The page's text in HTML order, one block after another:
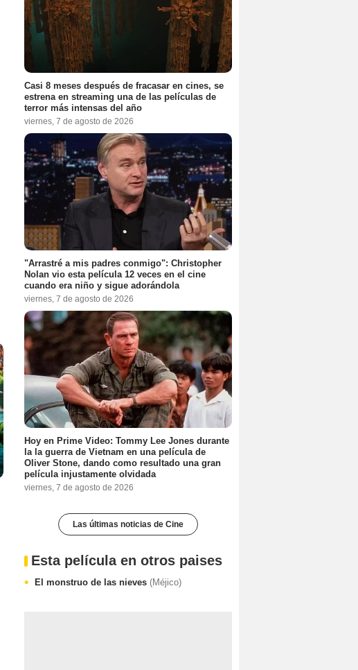
Casi 8 meses después de fracasar en cines, se
estrena en streaming una de las películas de
terror más intensas del año
viernes, 7 de agosto de 2026
"Arrastré a mis padres conmigo": Christopher
Nolan vio esta película 12 veces en el cine
cuando era niño y sigue adorándola
viernes, 7 de agosto de 2026
Hoy en Prime Video: Tommy Lee Jones durante
la la guerra de Vietnam en una película de
Oliver Stone, dando como resultado una gran
película injustamente olvidada
viernes, 7 de agosto de 2026
Las últimas noticias de Cine
Esta película en otros paises
El monstruo de las nieves (Méjico)